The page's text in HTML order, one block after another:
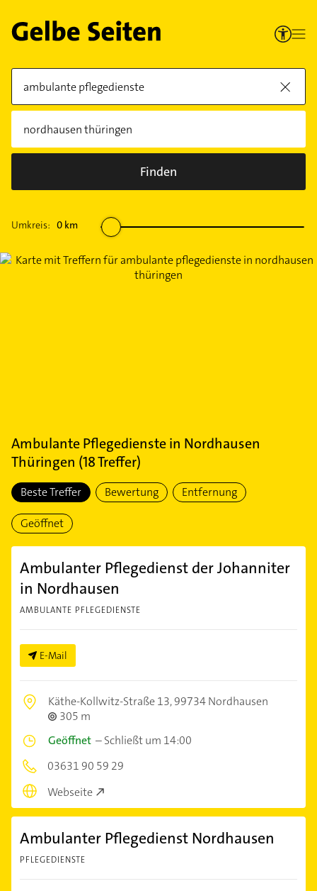
Finden
Umkreis: 0 km
Ambulante Pflegedienstein Nordhausen
Thüringen (18Treffer)
Beste Treffer Bewertung Entfernung
Geöffnet
Ambulanter Pflegedienst der Johanniter
in Nordhausen
AMBULANTE PFLEGEDIENSTE
E-Mail
Käthe-Kollwitz-Straße 13,99734 Nordhausen
305 m
Geöffnet –Schließt um 14:00
03631 90 59 29
Webseite
Ambulanter Pflegedienst Nordhausen
PFLEGEDIENSTE